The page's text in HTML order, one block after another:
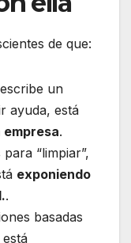
de que:
un
ayuda, está
empresa.
“limpiar”,
exponiendo
.
basadas